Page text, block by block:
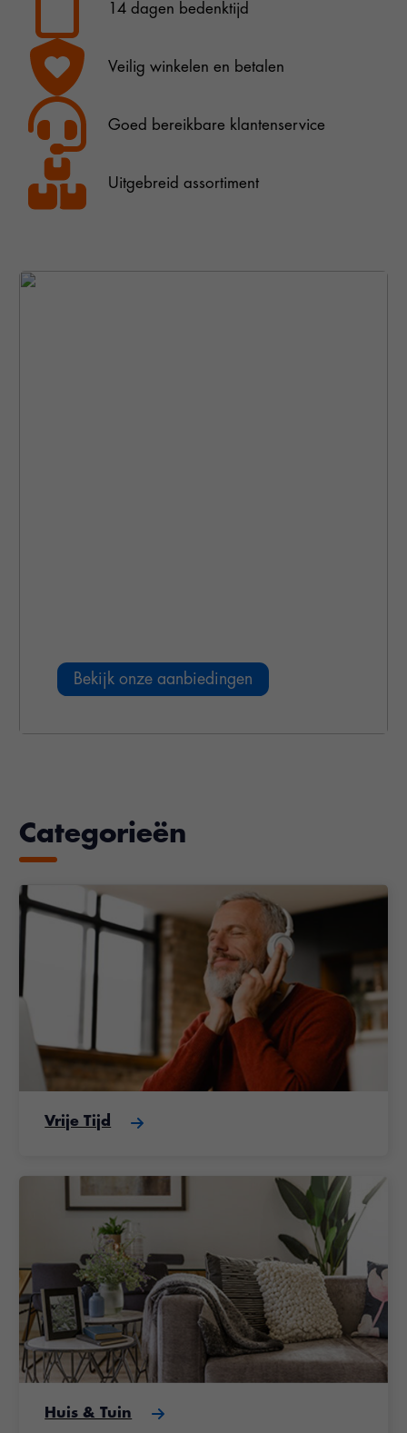
14 dagen bedenktijd
Veilig winkelen en betalen
Goed bereikbare klantenservice
Uitgebreid assortiment
Bekijk onze aanbiedingen
Categorieën
Vrije Tijd
Huis & Tuin